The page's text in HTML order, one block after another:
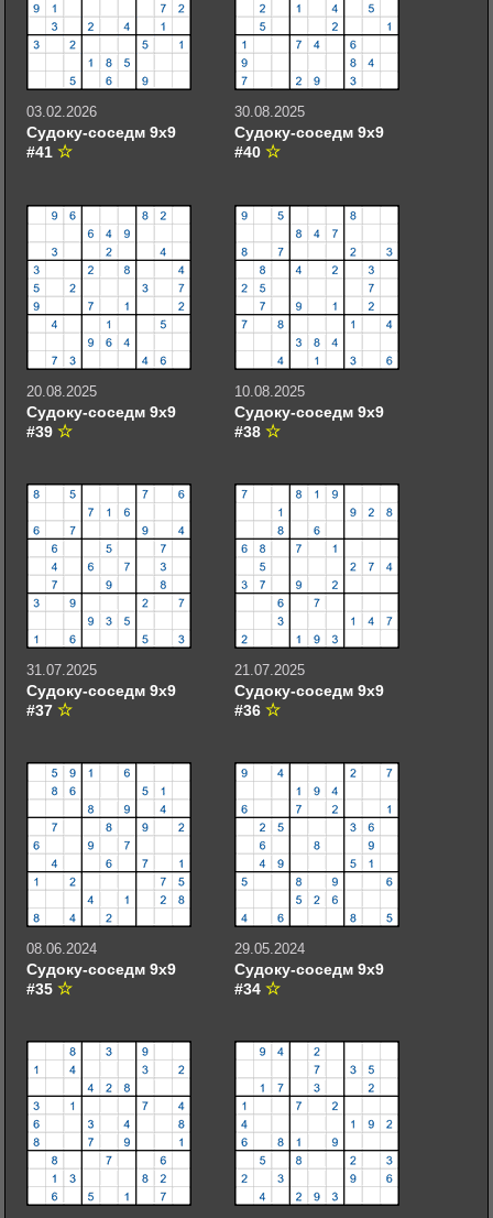
03.02.2026
Судоку-соседм 9х9
#41
30.08.2025
Судоку-соседм 9х9
#40
20.08.2025
Судоку-соседм 9х9
#39
10.08.2025
Судоку-соседм 9х9
#38
31.07.2025
Судоку-соседм 9х9
#37
21.07.2025
Судоку-соседм 9х9
#36
08.06.2024
Судоку-соседм 9х9
#35
29.05.2024
Судоку-соседм 9х9
#34